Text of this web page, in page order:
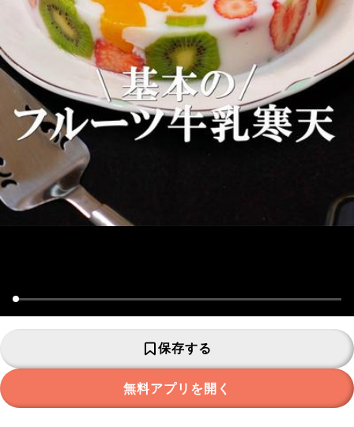
保存する
無料アプリを開く